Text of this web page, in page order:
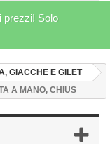
prezzi! Solo
GIACCHE E GILET
A MANO, CHIUS